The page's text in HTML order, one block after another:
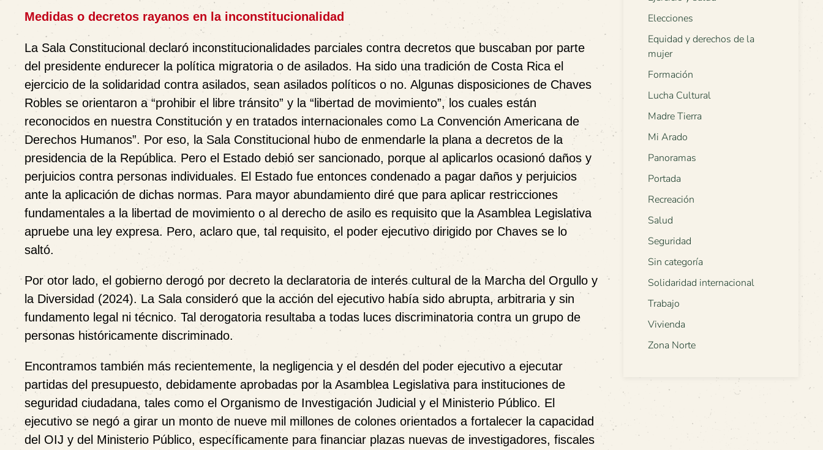
Medidas o decretos rayanos en la inconstitucionalidad
La Sala Constitucional declaró inconstitucionalidades parciales contra decretos que buscaban por parte
del presidente endurecer la política migratoria o de asilados. Ha sido una tradición de Costa Rica el
ejercicio de la solidaridad contra asilados, sean asilados políticos o no. Algunas disposiciones de Chaves
Robles se orientaron a “prohibir el libre tránsito” y la “libertad de movimiento”, los cuales están
reconocidos en nuestra Constitución y en tratados internacionales como La Convención Americana de
Derechos Humanos”. Por eso, la Sala Constitucional hubo de enmendarle la plana a decretos de la
presidencia de la República. Pero el Estado debió ser sancionado, porque al aplicarlos ocasionó daños y
perjuicios contra personas individuales. El Estado fue entonces condenado a pagar daños y perjuicios
ante la aplicación de dichas normas. Para mayor abundamiento diré que para aplicar restricciones
fundamentales a la libertad de movimiento o al derecho de asilo es requisito que la Asamblea Legislativa
apruebe una ley expresa. Pero, aclaro que, tal requisito, el poder ejecutivo dirigido por Chaves se lo
saltó.
Por otor lado, el gobierno derogó por decreto la declaratoria de interés cultural de la Marcha del Orgullo y
la Diversidad (2024). La Sala consideró que la acción del ejecutivo había sido abrupta, arbitraria y sin
fundamento legal ni técnico. Tal derogatoria resultaba a todas luces discriminatoria contra un grupo de
personas históricamente discriminado.
Encontramos también más recientemente, la negligencia y el desdén del poder ejecutivo a ejecutar
partidas del presupuesto, debidamente aprobadas por la Asamblea Legislativa para instituciones de
seguridad ciudadana, tales como el Organismo de Investigación Judicial y el Ministerio Público. El
ejecutivo se negó a girar un monto de nueve mil millones de colones orientados a fortalecer la capacidad
del OIJ y del Ministerio Público, específicamente para financiar plazas nuevas de investigadores, fiscales
Elecciones
Equidad y derechos de la
mujer
Formación
Lucha Cultural
Madre Tierra
Mi Arado
Panoramas
Portada
Recreación
Salud
Seguridad
Sin categoría
Solidaridad internacional
Trabajo
Vivienda
Zona Norte